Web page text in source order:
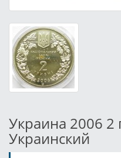
Украина 2006 2
Украинский